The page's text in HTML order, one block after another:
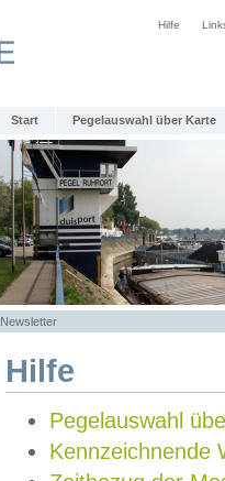
Hilfe
Start Pegelauswahl über Karte
Newsletter
Hilfe
Pegelauswahl
Kennzeichnende